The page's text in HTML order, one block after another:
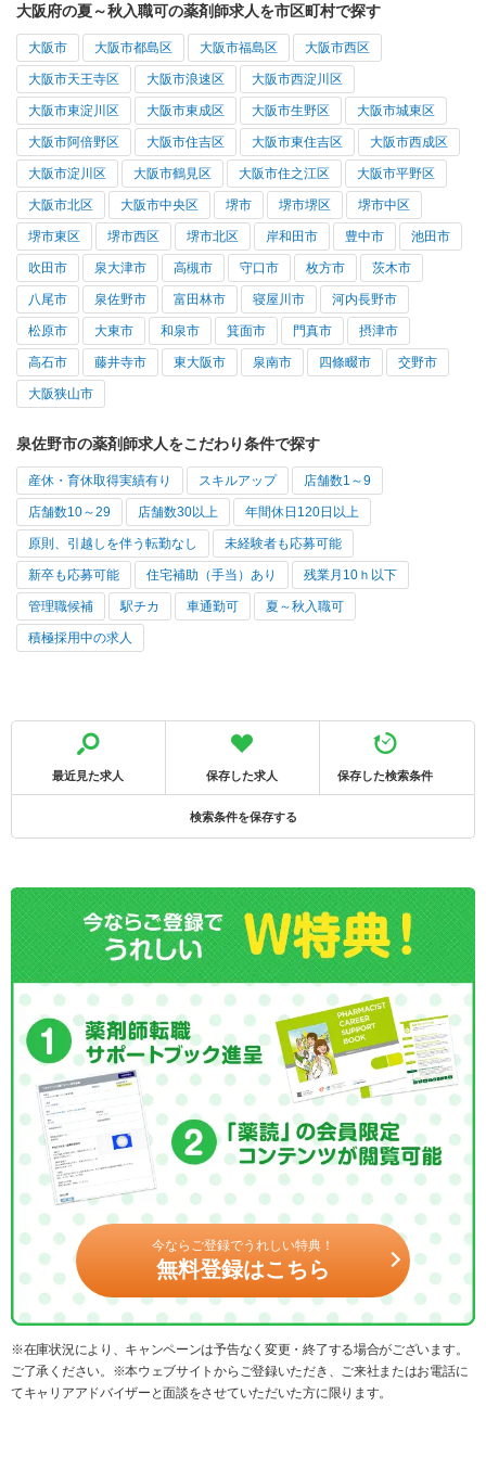
大阪府の夏～秋入職可の薬剤師求人を市区町村で探す
大阪市 大阪市都島区 大阪市福島区 大阪市西区
大阪市天王寺区 大阪市浪速区 大阪市西淀川区
大阪市東淀川区 大阪市東成区 大阪市生野区 大阪市城東区
大阪市阿倍野区 大阪市住吉区 大阪市東住吉区 大阪市西成区
大阪市淀川区 大阪市鶴見区 大阪市住之江区 大阪市平野区
大阪市北区 大阪市中央区 堺市 堺市堺区 堺市中区
堺市東区 堺市西区 堺市北区 岸和田市 豊中市 池田市
吹田市 泉大津市 高槻市 守口市 枚方市 茨木市
八尾市 泉佐野市 富田林市 寝屋川市 河内長野市
松原市 大東市 和泉市 箕面市 門真市 摂津市
高石市 藤井寺市 東大阪市 泉南市 四條畷市 交野市
大阪狭山市
泉佐野市の薬剤師求人をこだわり条件で探す
産休・育休取得実績有り スキルアップ 店舗数1～9
店舗数10～29 店舗数30以上 年間休日120日以上
原則、引越しを伴う転勤なし 未経験者も応募可能
新卒も応募可能 住宅補助（手当）あり 残業月10ｈ以下
管理職候補 駅チカ 車通勤可 夏～秋入職可
積極採用中の求人
最近見た求人 保存した求人 保存した検索条件
検索条件を保存する
今ならご登録でうれしい特典！
無料登録はこちら
※在庫状況により、キャンペーンは予告なく変更・終了する場合がございます。
ご了承ください。※本ウェブサイトからご登録いただき、ご来社またはお電話に
てキャリアアドバイザーと面談をさせていただいた方に限ります。